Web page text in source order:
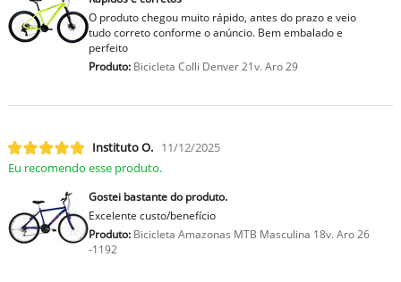
O produto chegou muito rápido, antes do prazo e veio
tudo correto conforme o anúncio. Bem embalado e
perfeito
Produto:Bicicleta Colli Denver 21v. Aro 29
Instituto O. 11/12/2025
Eu recomendo esse produto.
Gostei bastante do produto.
Excelente custo/benefício
Produto:Bicicleta Amazonas MTB Masculina 18v. Aro 26
-1192